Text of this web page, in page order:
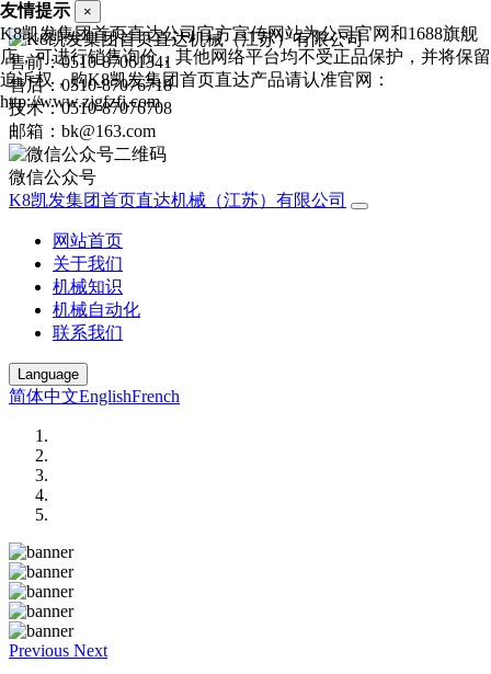
售前：0510-87061341
售后：0510-87076718
技术：0510-87076708
邮箱：bk@163.com
微信公众号
K8凯发集团首页直达机械（江苏）有限公司
网站首页
关于我们
机械知识
机械自动化
联系我们
Language
简体中文EnglishFrench
Previous Next
友情提示 ×
K8凯发集团首页直达公司官方宣传网站为公司官网和1688旗舰
店，可进行销售询价，其他网络平台均不受正品保护，并将保留
追诉权，购K8凯发集团首页直达产品请认准官网：
http://www.zjgfzfj.com